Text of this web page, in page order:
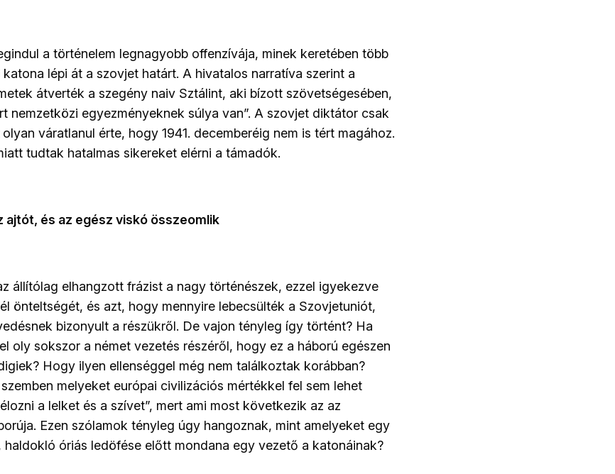
a történelem legnagyobb offenzívája, minek keretében több
lépi át a szovjet határt. A hivatalos narratíva szerint a
átverték a szegény naiv Sztálint, aki bízott szövetségesében,
nemzetközi egyezményeknek súlya van”. A szovjet diktátor csak
váratlanul érte, hogy 1941. decemberéig nem is tért magához.
tudtak hatalmas sikereket elérni a támadók.
ajtót, és az egész viskó összeomlik
állítólag elhangzott frázist a nagy történészek, ezzel igyekezve
önteltségét, és azt, hogy mennyire lebecsülték a Szovjetuniót,
bizonyult a részükről. De vajon tényleg így történt? Ha
oly sokszor a német vezetés részéről, hogy ez a háború egészen
Hogy ilyen ellenséggel még nem találkoztak korábban?
melyeket európai civilizációs mértékkel fel sem lehet
a lelket és a szívet”, mert ami most következik az az
Ezen szólamok tényleg úgy hangoznak, mint amelyeket egy
haldokló óriás ledöfése előtt mondana egy vezető a katonáinak?